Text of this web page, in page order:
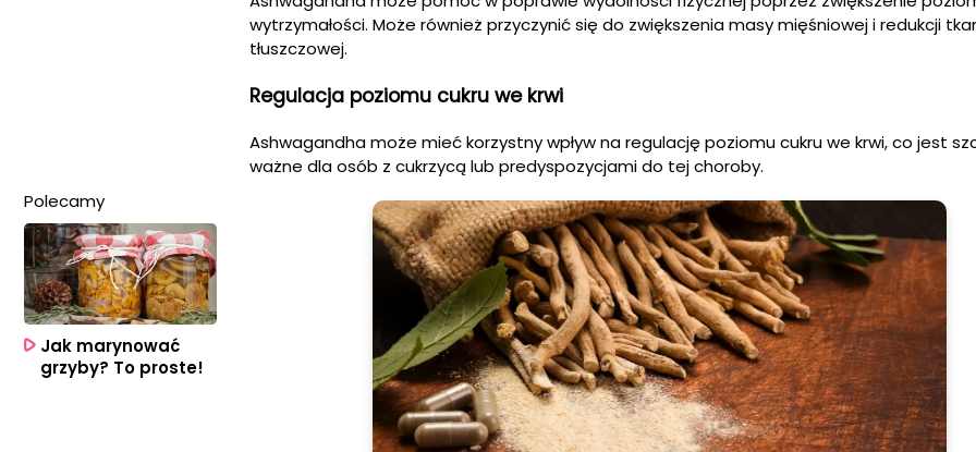
wytrzymałości. Może również przyczynić się do zwiększenia masy mięśniowej i redukcji
tłuszczowej.
Regulacja poziomu cukru we krwi
Ashwagandha może mieć korzystny wpływ na regulację poziomu cukru we krwi, co jest
ważne dla osób z cukrzycą lub predyspozycjami do tej choroby.
Polecamy
Jak marynować
grzyby? To proste!